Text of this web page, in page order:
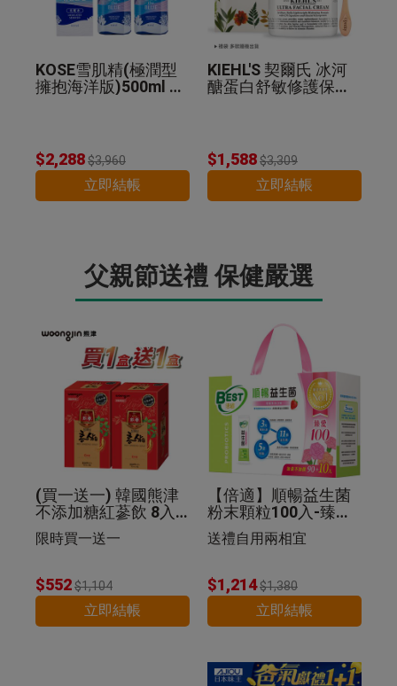
KOSE雪肌精(極潤型
擁抱海洋版)500ml 2
$2,288$3,960
立即結帳
KIEHL'S 契爾氏 冰河
醣蛋白舒敏修護保濕
$1,588$3,309
立即結帳
父親節送禮 保健嚴選
(買一送一) 韓國熊津
不添加糖紅蔘飲 8入
组
限時買一送一
$552$1,104
立即結帳
【倍適】順暢益生菌
粉末顆粒100入-臻愛
限定版禮盒
送禮自用兩相宜
$1,214$1,380
立即結帳